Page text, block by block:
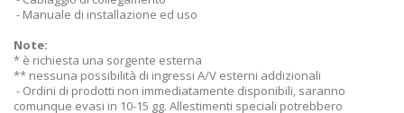
- Manuale di installazione ed uso
Note:
* è richiesta una sorgente esterna
** nessuna possibilità di ingressi A/V esterni addizionali
- Ordini di prodotti non immediatamente disponibili, saranno
comunque evasi in 10-15 gg. Allestimenti speciali potrebbero